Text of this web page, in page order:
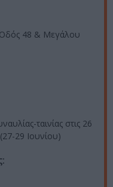
Οδός 48 & Μεγάλου
ταινίας στις 26
29 Ιουνίου)